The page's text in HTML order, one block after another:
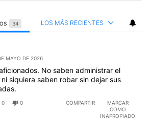
34 LOS MÁS RECIENTES
MAYO DE 2026
No saben administrar el
ni siquiera saben robar sin dejar sus
0 0 COMPARTIR
MARCAR
COMO
INAPROPIADO